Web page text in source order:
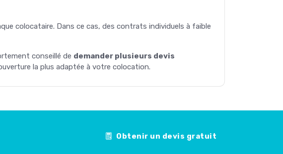
colocataire. Dans ce cas, des contrats individuels à faible
conseillé de demander plusieurs devis
la plus adaptée à votre colocation.
Obtenir un devis gratuit